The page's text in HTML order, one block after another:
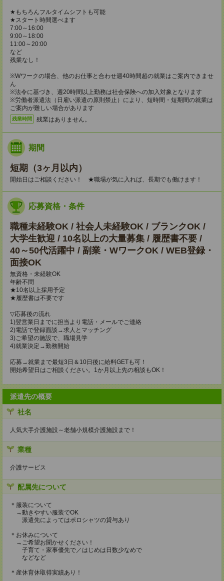
★もちろんフルタイムシフトも可能
★スタート時間選べます
7:00～16:00
9:00～18:00
11:00～20:00
など
残業なし！
※Wワークの場合、他のお仕事と合わせ週40時間超の就業はご案内できませ
ん
※法令に基づき、週20時間以上勤務は社会保険への加入対象となります
※労働者派遣法（日雇い派遣の原則禁止）により、短時間・短期間の就業は
ご案内が難しい場合があります
残業時間 残業はありません。
期間
短期（3ヶ月以内）
開始日はご相談ください！ ★職場が気に入れば、長期でも働けます！
応募資格・条件
職種未経験OK / 社会人未経験OK / ブランクOK /
大学生歓迎 / 10名以上の大量募集 / 履歴書不要 /
40～50代活躍中 / 副業・WワークOK / WEB登録・
面接OK
無資格・未経験OK
年齢不問
★10名以上採用予定
★履歴書は不要です
▽応募後の流れ
1)翌営業日までに担当より電話・メールでご連絡
2)電話で登録面談→求人とマッチング
3)ご希望の施設で、職場見学
4)就業決定→勤務開始
応募→就業まで最短3日＆10日後に給料GETも可！
開始希望日はご相談ください。1か月以上先の相談もOK！
派遣先の概要
社名
人気大手介護施設～老舗小規模介護施設まで！
業種
介護サービス
配属先について
＊服装について
→動きやすい服装でOK
派遣先によってはポロシャツの貸与あり
＊お休みについて
→ご希望お聞かせください！
子育て・家事優先で／はじめは日数少なめで
などなど
＊産休育休取得実績あり！